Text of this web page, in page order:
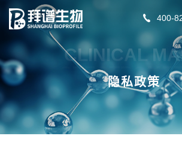
400-
CLINICAL
隐私政策